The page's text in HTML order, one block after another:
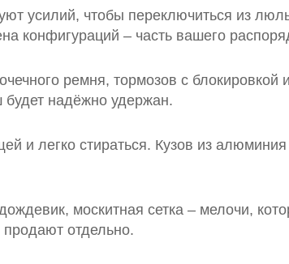
усилий, чтобы переключиться из
конфигураций – часть вашего
ремня, тормозов с
будет надёжно удержан.
и легко стираться. Кузов из
москитная сетка – мелочи,
отдельно.